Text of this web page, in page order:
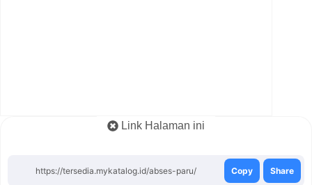
Link Halaman ini
https://tersedia.mykatalog.id/abses-paru/ Copy Share